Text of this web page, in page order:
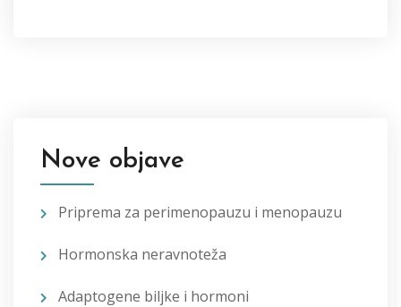
Nove objave
Priprema za perimenopauzu i menopauzu
Hormonska neravnoteža
Adaptogene biljke i hormoni